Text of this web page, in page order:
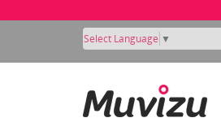
Select Language ▼